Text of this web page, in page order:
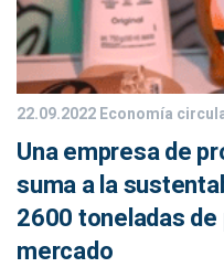
22.09.2022Economía
Una empresa de
suma a la
2600 toneladas
mercado